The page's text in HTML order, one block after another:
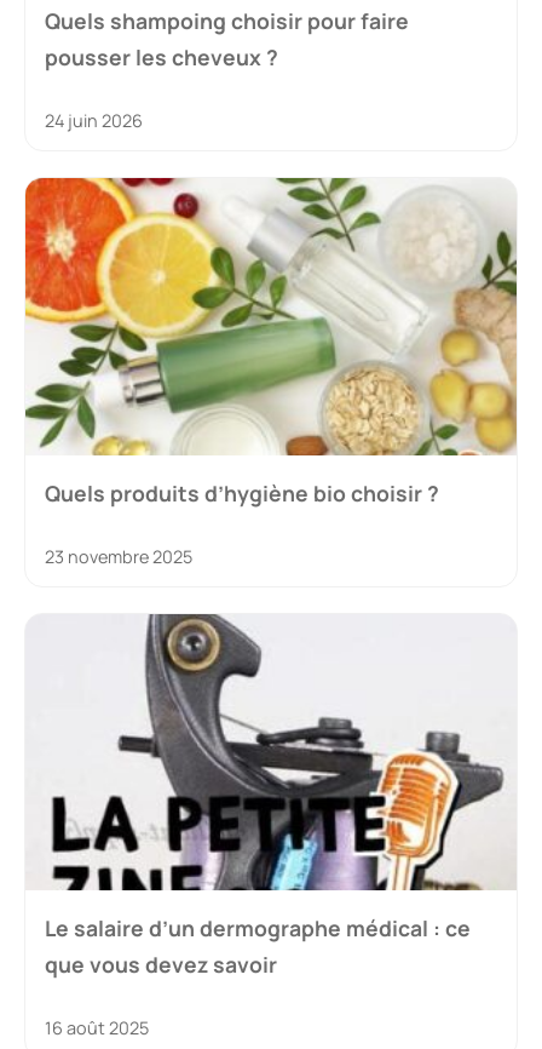
Quels shampoing choisir pour faire
pousser les cheveux ?
24 juin 2026
Quels produits d’hygiène bio choisir ?
23 novembre 2025
Le salaire d’un dermographe médical : ce
que vous devez savoir
16 août 2025